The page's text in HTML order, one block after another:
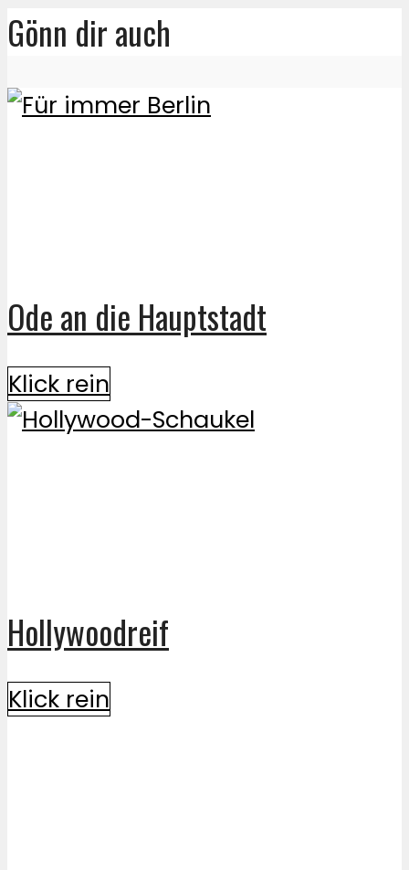
Gönn dir auch
Ode an die Hauptstadt
Klick rein
Hollywoodreif
Klick rein